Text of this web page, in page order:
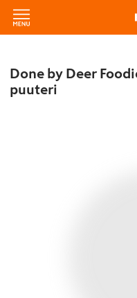
Done by Deer
puuteri